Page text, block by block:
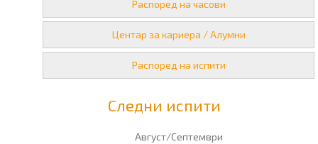
Распоред на часови
Центар за кариера / Алумни
Распоред на испити
Следни испити
Август/Септември